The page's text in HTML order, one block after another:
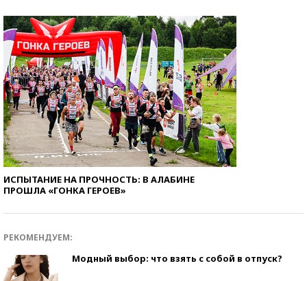
ИСПЫТАНИЕ НА ПРОЧНОСТЬ: В АЛАБИНЕ
ПРОШЛА «ГОНКА ГЕРОЕВ»
РЕКОМЕНДУЕМ:
Модный выбор: что взять с собой в отпуск?